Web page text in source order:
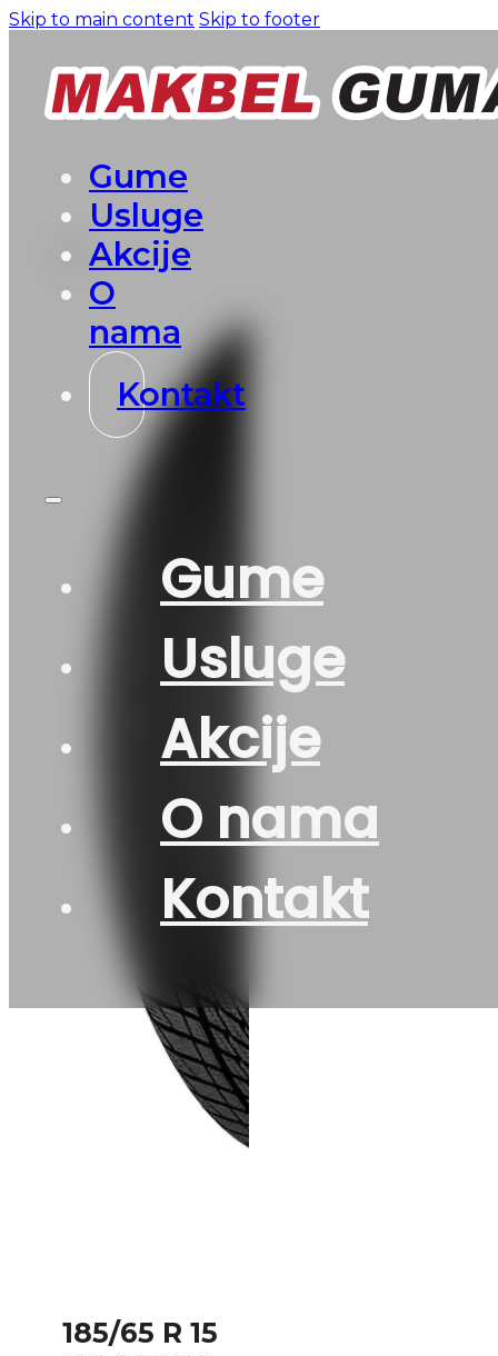
Skip to main content Skip to footer
Gume
Usluge
Akcije
O
nama
Kontakt
Gume
Usluge
Akcije
O nama
Kontakt
185/65 R 15